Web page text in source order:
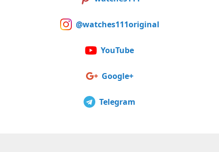
@watches111original
YouTube
Google+
Telegram